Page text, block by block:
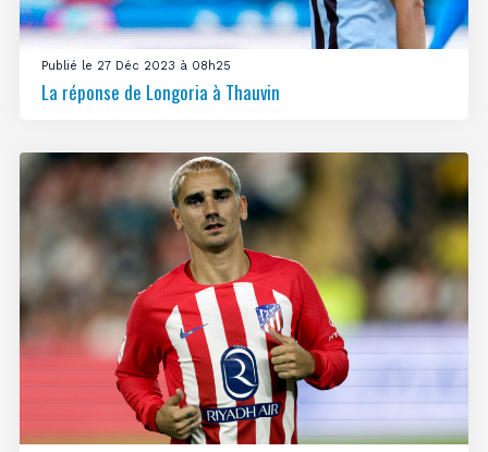
Publié le 27 Déc 2023 à 08h25
La réponse de Longoria à Thauvin